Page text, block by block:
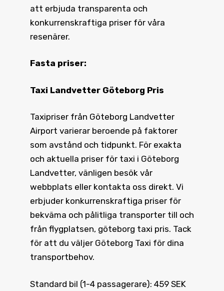
att erbjuda transparenta och
konkurrenskraftiga priser för våra
resenärer.
Fasta priser:
Taxi Landvetter Göteborg Pris
Taxipriser från Göteborg Landvetter
Airport varierar beroende på faktorer
som avstånd och tidpunkt. För exakta
och aktuella priser för taxi i Göteborg
Landvetter, vänligen besök vår
webbplats eller kontakta oss direkt. Vi
erbjuder konkurrenskraftiga priser för
bekväma och pålitliga transporter till och
från flygplatsen, göteborg taxi pris. Tack
för att du väljer Göteborg Taxi för dina
transportbehov.
Standard bil (1-4 passagerare): 459 SEK